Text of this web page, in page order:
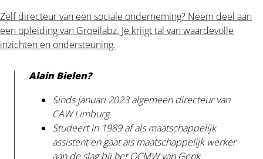
Zelf directeur van een sociale onderneming? Neem deel aan
een opleiding van Groeilabz. Je krijgt tal van waardevolle
inzichten en ondersteuning.
Alain Bielen?
Sinds januari 2023 algemeen directeur van
CAW Limburg
Studeert in 1989 af als maatschappelijk
assistent en gaat als maatschappelijk werker
aan de slag bij het OCMW van Genk.